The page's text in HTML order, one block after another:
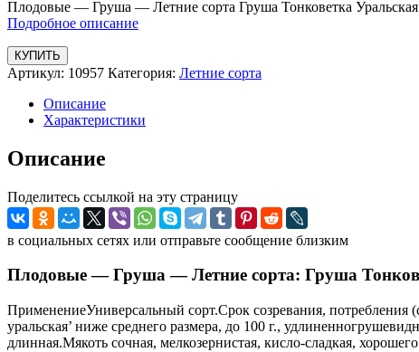
Плодовые — Груша — Летние сорта Груша Тонковетка
Подробное описание
КУПИТЬ
Артикул: 10957 Категория: Летние сорта
Описание
Характеристики
Описание
Поделитесь ссылкой на эту страницу
в социальных сетях или отправьте сообщение близким
Плодовые — Груша — Летние сорта: Груша
ПрименениеУниверсальный сорт.Срок созревания, потребления
уральская’ ниже среднего размера, до 100 г.,
длинная.Мякоть сочная, мелкозернистая, кисло-сладкая,